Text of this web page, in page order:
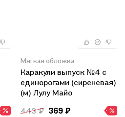
Мягкая обложка
Каракули выпуск №4 с
единорогами (сиреневая)
(м) Лулу Майо
443 ₽ 369 ₽